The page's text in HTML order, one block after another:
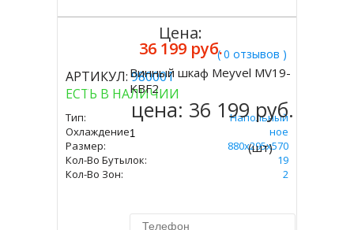
( 0 отзывов )
АРТИКУЛ:980001
ЕСТЬ В НАЛИЧИИ
Тип:
Напольный
Охлаждение:
Компрессорное
Размер:
880х295х570
Кол-Во Бутылок:
19
Кол-Во Зон:
2
Цена:
36 199 руб.
Купить
Винный шкаф Meyvel MV19-
KBF2
цена: 36 199 руб.
(шт)